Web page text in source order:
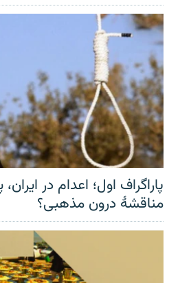
پاراگراف اول؛ اعدام در
مناقشهٔ درون مذهبی؟